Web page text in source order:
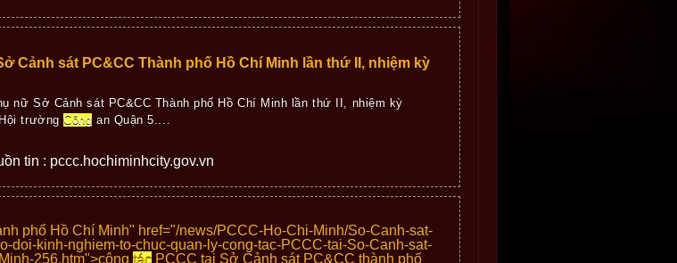
Cảnh sát PC&CC Thành phố Hồ Chí Minh lần thứ II, nhiệm kỳ
nữ Sở Cảnh sát PC&CC Thành phố Hồ Chí Minh lần thứ II, nhiệm kỳ
trườngCông an Quận 5....
tin : pccc.hochiminhcity.gov.vn
phố Hồ Chí Minh" href="/news/PCCC-Ho-Chi-Minh/So-Canh-sat-
doi-kinh-nghiem-to-chuc-quan-ly-cong-tac-PCCC-tai-So-Canh-sat-
256.htm">công tác PCCC tại Sở Cảnh sát PC&CC thành phố